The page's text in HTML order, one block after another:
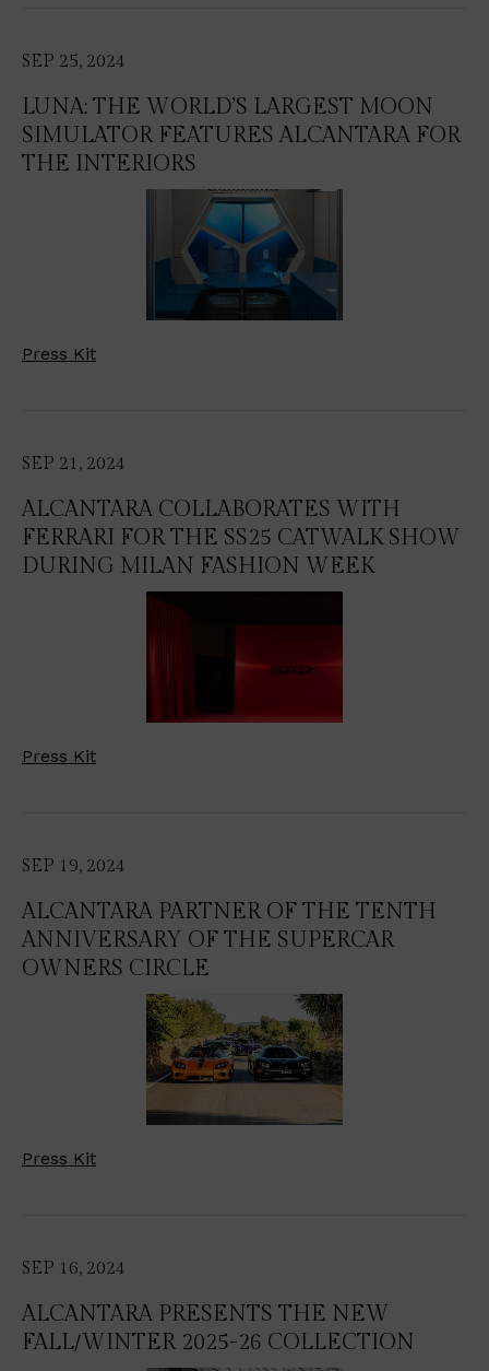
SEP 25, 2024
LUNA: THE WORLD’S LARGEST MOON
SIMULATOR FEATURES ALCANTARA FOR
THE INTERIORS
Press Kit
SEP 21, 2024
ALCANTARA COLLABORATES WITH
FERRARI FOR THE SS25 CATWALK SHOW
DURING MILAN FASHION WEEK
Press Kit
SEP 19, 2024
ALCANTARA PARTNER OF THE TENTH
ANNIVERSARY OF THE SUPERCAR
OWNERS CIRCLE
Press Kit
SEP 16, 2024
ALCANTARA PRESENTS THE NEW
FALL/WINTER 2025-26 COLLECTION